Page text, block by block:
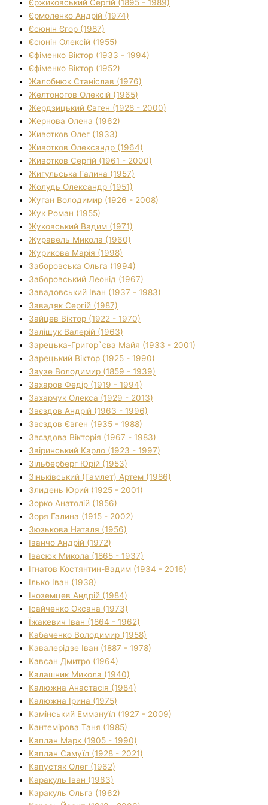
Єржиковський Сергій (1895 - 1989)
Єрмоленко Андрій (1974)
Єсюнін Єгор (1987)
Єсюнін Олексій (1955)
Єфіменко Віктор (1933 - 1994)
Єфіменко Віктор (1952)
Жалобнюк Станіслав (1976)
Желтоногов Олексій (1965)
Жердзицький Євген (1928 - 2000)
Жернова Олена (1962)
Животков Олег (1933)
Животков Олександр (1964)
Животков Сергій (1961 - 2000)
Жигульська Галина (1957)
Жолудь Олександр (1951)
Жуган Володимир (1926 - 2008)
Жук Роман (1955)
Жуковський Вадим (1971)
Журавель Микола (1960)
Журикова Марія (1998)
Заборовська Ольга (1994)
Заборовський Леонід (1967)
Завадовський Іван (1937 - 1983)
Завадяк Сергій (1987)
Зайцев Віктор (1922 - 1970)
Заліщук Валерій (1963)
Зарецька-Григор`єва Майя (1933 - 2001)
Зарецький Віктор (1925 - 1990)
Заузе Володимир (1859 - 1939)
Захаров Федір (1919 - 1994)
Захарчук Олекса (1929 - 2013)
Звєздов Андрій (1963 - 1996)
Звєздов Євген (1935 - 1988)
Звєздова Вікторія (1967 - 1983)
Звіринський Карло (1923 - 1997)
Зільберберг Юрій (1953)
Зіньківський (Гамлет) Артем (1986)
Злидень Юрий (1925 - 2001)
Зорко Анатолій (1956)
Зоря Галина (1915 - 2002)
Зюзькова Наталя (1956)
Іванчо Андрій (1972)
Івасюк Микола (1865 - 1937)
Ігнатов Костянтин-Вадим (1934 - 2016)
Ілько Іван (1938)
Іноземцев Андрій (1984)
Ісайченко Оксана (1973)
Їжакевич Іван (1864 - 1962)
Кабаченко Володимир (1958)
Кавалерідзе Іван (1887 - 1978)
Кавсан Дмитро (1964)
Калашник Микола (1940)
Калюжна Анастасія (1984)
Калюжна Ірина (1975)
Камінський Еммануїл (1927 - 2009)
Кантемірова Таня (1985)
Каплан Марк (1905 - 1990)
Каплан Самуїл (1928 - 2021)
Капустяк Олег (1962)
Каракуль Іван (1963)
Каракуль Ольга (1962)